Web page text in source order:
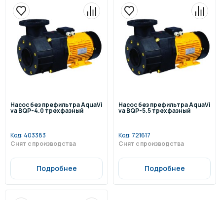
Насос без префильтра AquaVi
va BQP-4.0 трехфазный
Код: 403383
Снят с производства
Подробнее
Насос без префильтра AquaVi
va BQP-5.5 трехфазный
Код: 721617
Снят с производства
Подробнее